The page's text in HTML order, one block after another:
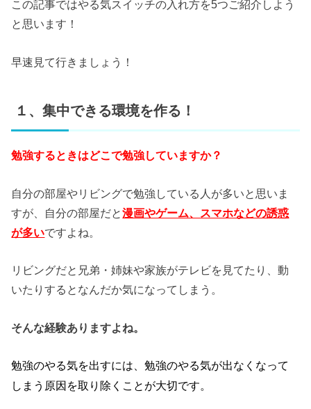
この記事ではやる気スイッチの入れ方を5つご紹介しよう
と思います！
早速見て行きましょう！
１、集中できる環境を作る！
勉強するときはどこで勉強していますか？
自分の部屋やリビングで勉強している人が多いと思いま
すが、自分の部屋だと漫画やゲーム、スマホなどの誘惑
が多いですよね。
リビングだと兄弟・姉妹や家族がテレビを見てたり、動
いたりするとなんだか気になってしまう。
そんな経験ありますよね。
勉強のやる気を出すには、勉強のやる気が出なくなって
しまう原因を取り除くことが大切です。